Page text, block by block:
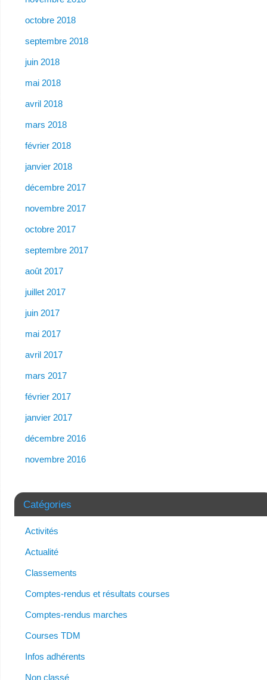
octobre 2018
septembre 2018
juin 2018
mai 2018
avril 2018
mars 2018
février 2018
janvier 2018
décembre 2017
novembre 2017
octobre 2017
septembre 2017
août 2017
juillet 2017
juin 2017
mai 2017
avril 2017
mars 2017
février 2017
janvier 2017
décembre 2016
novembre 2016
Catégories
Activités
Actualité
Classements
Comptes-rendus et résultats courses
Comptes-rendus marches
Courses TDM
Infos adhérents
Non classé